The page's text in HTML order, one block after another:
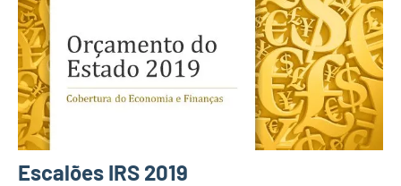
Escalões IRS 2019